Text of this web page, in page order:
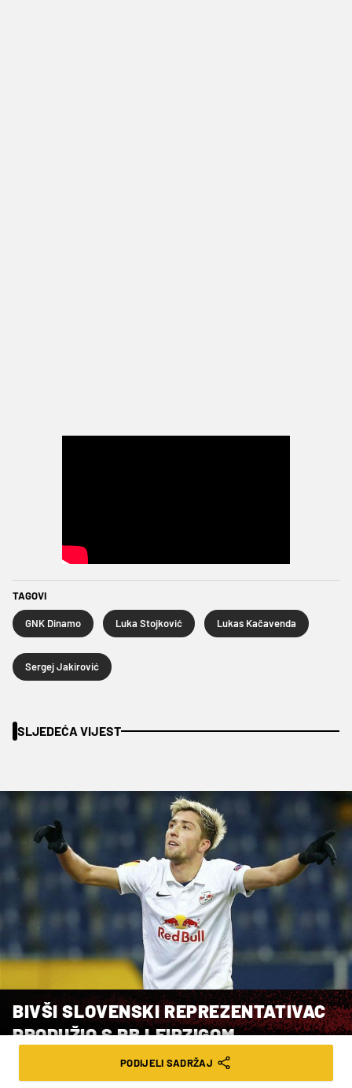
TAGOVI
GNK Dinamo Luka Stojković Lukas Kačavenda
Sergej Jakirović
SLJEDEĆA VIJEST
BIVŠI SLOVENSKI REPREZENTATIVAC
PRODUŽIO S RB LEIPZIGOM
PODIJELI SADRŽAJ